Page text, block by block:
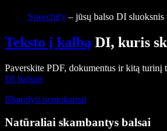
Speechify– jūsų balso DI sluoksnis
Teksto į kalbą DI, kuris
Paverskite PDF, dokumentus ir kitą turinį
DI balsais
Išbandyti nemokamai
Natūraliai skambantys balsai